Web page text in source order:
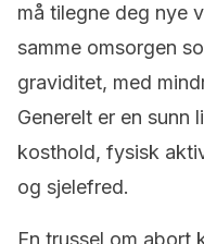
må tilegne deg nye
samme omsorgen
graviditet, med
Generelt er en sunn
kosthold, fysisk
og sjelefred.
En trussel om abort